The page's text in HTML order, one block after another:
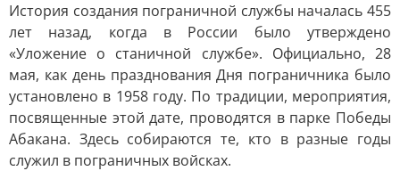
История создания пограничной службы началась 455
лет назад, когда в России было утверждено
«Уложение о станичной службе». Официально, 28
мая, как день празднования Дня пограничника было
установлено в 1958 году. По традиции, мероприятия,
посвященные этой дате, проводятся в парке Победы
Абакана. Здесь собираются те, кто в разные годы
служил в пограничных войсках.